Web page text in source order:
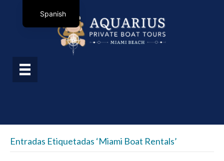
Entradas Etiquetadas ‘Miami Boat Rentals’
Spanish